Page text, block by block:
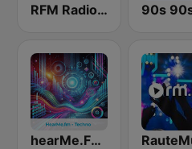
RFM Radio Futurs Medias 94.0 FM
hearMe.FM Techno